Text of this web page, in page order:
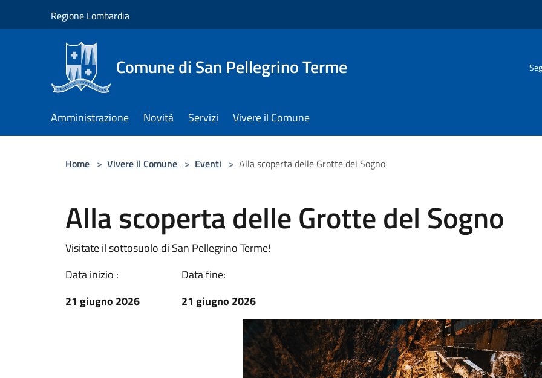
Regione Lombardia
Comune di San Pellegrino Terme
Amministrazione Novità Servizi Vivere il Comune
Home > Vivere il Comune > Eventi > Alla scoperta delle Grotte del Sogno
Alla scoperta delle Grotte del Sogno
Visitate il sottosuolo di San Pellegrino Terme!
Data inizio :
21 giugno 2026
Data fine:
21 giugno 2026